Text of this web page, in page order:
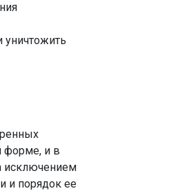
уничтожить
форме, и в
исключением
и порядок ее